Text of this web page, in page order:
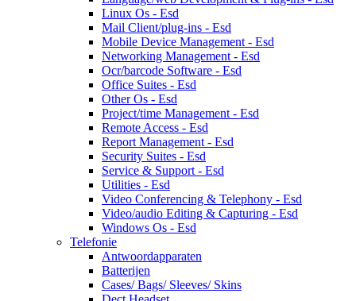
Linux Os - Esd
Mail Client/plug-ins - Esd
Mobile Device Management - Esd
Networking Management - Esd
Ocr/barcode Software - Esd
Office Suites - Esd
Other Os - Esd
Project/time Management - Esd
Remote Access - Esd
Report Management - Esd
Security Suites - Esd
Service & Support - Esd
Utilities - Esd
Video Conferencing & Telephony - Esd
Video/audio Editing & Capturing - Esd
Windows Os - Esd
Telefonie
Antwoordapparaten
Batterijen
Cases/ Bags/ Sleeves/ Skins